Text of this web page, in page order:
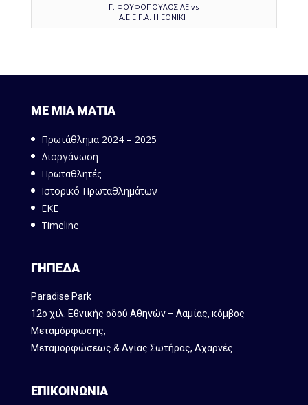
Γ. ΦΟΥΦΟΠΟΥΛΟΣ ΑΕ vs
Α.Ε.Ε.Γ.Α. Η ΕΘΝΙΚΗ
ΜΕ ΜΙΑ ΜΑΤΙΑ
Πρωτάθλημα 2024 – 2025
Διοργάνωση
Πρωταθλητές
Ιστορικό Πρωταθλημάτων
ΕΚΕ
Timeline
ΓΗΠΕΔΑ
Paradise Park
12ο χιλ. Εθνικής οδού Αθηνών – Λαμίας, κόμβος
Mεταμόρφωσης,
Μεταμορφώσεως & Αγίας Σωτήρας, Αχαρνές
ΕΠΙΚΟΙΝΩΝΙΑ